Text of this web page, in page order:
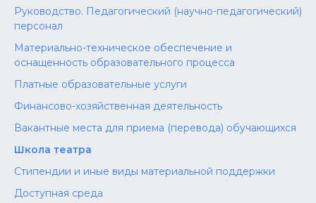
Руководство. Педагогический (научно-педагогический)
персонал
Материально-техническое обеспечение и
оснащенность образовательного процесса
Платные образовательные услуги
Финансово-хозяйственная деятельность
Вакантные места для приема (перевода) обучающихся
Школа театра
Стипендии и иные виды материальной поддержки
Доступная среда